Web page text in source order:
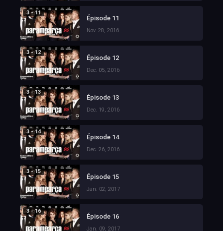
3 - 11
Épisode 11
Nov. 28, 2016
3 - 12
Épisode 12
Dec. 05, 2016
3 - 13
Épisode 13
Dec. 19, 2016
3 - 14
Épisode 14
Dec. 26, 2016
3 - 15
Épisode 15
Jan. 02, 2017
3 - 16
Épisode 16
Jan. 09, 2017